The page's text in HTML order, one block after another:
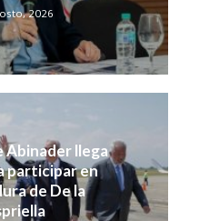
2026
Abinader llega
participar en
de De la